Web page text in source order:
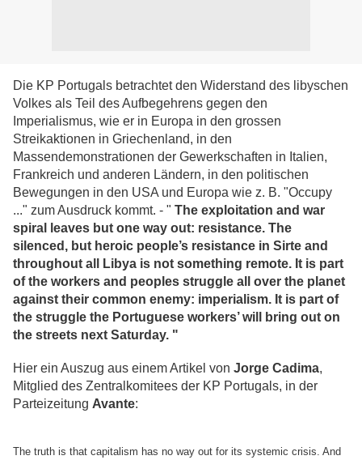
Die KP Portugals betrachtet den Widerstand des libyschen
Volkes als Teil des Aufbegehrens gegen den
Imperialismus, wie er in Europa in den grossen
Streikaktionen in Griechenland, in den
Massendemonstrationen der Gewerkschaften in Italien,
Frankreich und anderen Ländern, in den politischen
Bewegungen in den USA und Europa wie z. B. "Occupy
..." zum Ausdruck kommt. - " The exploitation and war
spiral leaves but one way out: resistance. The
silenced, but heroic people’s resistance in Sirte and
throughout all Libya is not something remote. It is part
of the workers and peoples struggle all over the planet
against their common enemy: imperialism. It is part of
the struggle the Portuguese workers’ will bring out on
the streets next Saturday. "
Hier ein Auszug aus einem Artikel von Jorge Cadima,
Mitglied des Zentralkomitees der KP Portugals, in der
Parteizeitung Avante:
The truth is that capitalism has no way out for its systemic crisis. And